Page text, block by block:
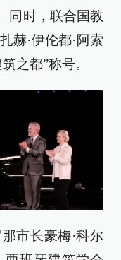
同时，联合国教
赫·伊伦都·阿索
之都”称号。
市长豪梅·科尔